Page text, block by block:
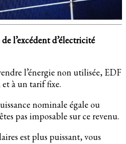
l’excédent d’électricité
l’énergie non utilisée, EDF
et à un tarif fixe.
nominale égale ou
pas imposable sur ce revenu.
est plus puissant, vous